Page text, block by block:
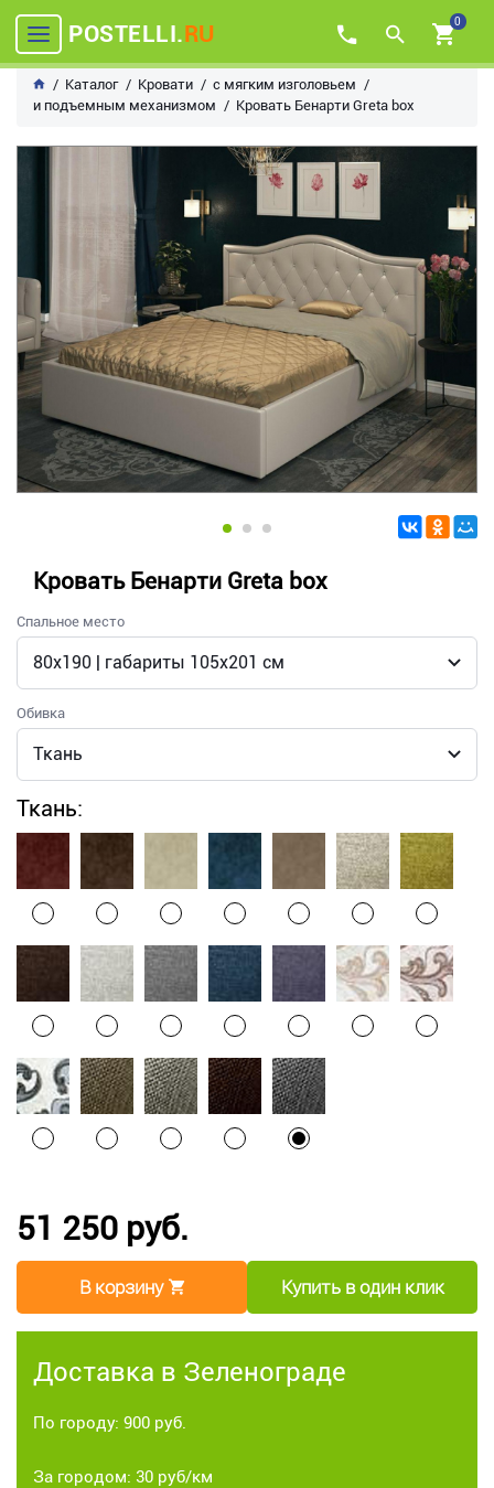
POSTELLI.RU 0
Каталог Кровати
с мягким изголовьем
и подъемным механизмом
Кровать Бенарти Greta box
Кровать Бенарти Greta box
Спальное место
Обивка
Ткань:
51 250 руб.
В корзину Купить в один клик
Доставка в Зеленограде
По городу: 900 руб.
За городом: 30 руб/км